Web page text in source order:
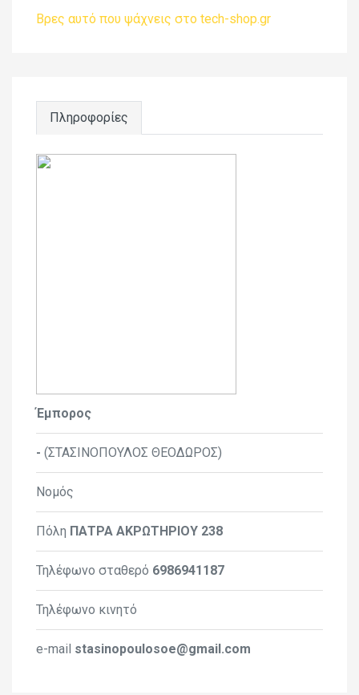
Βρες αυτό που ψάχνεις στο tech-shop.gr
Πληροφορίες
Έμπορος
- (ΣΤΑΣΙΝΟΠΟΥΛΟΣ ΘΕΟΔΩΡΟΣ)
Νομός
Πόλη ΠΑΤΡΑ ΑΚΡΩΤΗΡΙΟΥ 238
Τηλέφωνο σταθερό 6986941187
Τηλέφωνο κινητό
e-mail stasinopoulosoe@gmail.com